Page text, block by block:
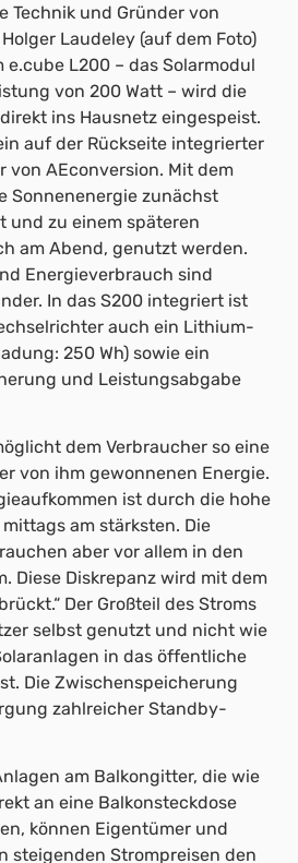
Technik und Gründer von
Laudeley (auf dem Foto)
e.cube L200 – das Solarmodul
von 200 Watt – wird die
ins Hausnetz eingespeist.
auf der Rückseite integrierter
von AEconversion. Mit dem
Sonnenenergie zunächst
und zu einem späteren
am Abend, genutzt werden.
Energieverbrauch sind
In das S200 integriert ist
auch ein Lithium-
250 Wh) sowie ein
und Leistungsabgabe
dem Verbraucher so eine
von ihm gewonnenen Energie.
ist durch die hohe
am stärksten. Die
aber vor allem in den
Diese Diskrepanz wird mit dem
Der Großteil des Stroms
selbst genutzt und nicht wie
in das öffentliche
Die Zwischenspeicherung
zahlreicher Standby-
am Balkongitter, die wie
an eine Balkonsteckdose
können Eigentümer und
steigenden Strompreisen den